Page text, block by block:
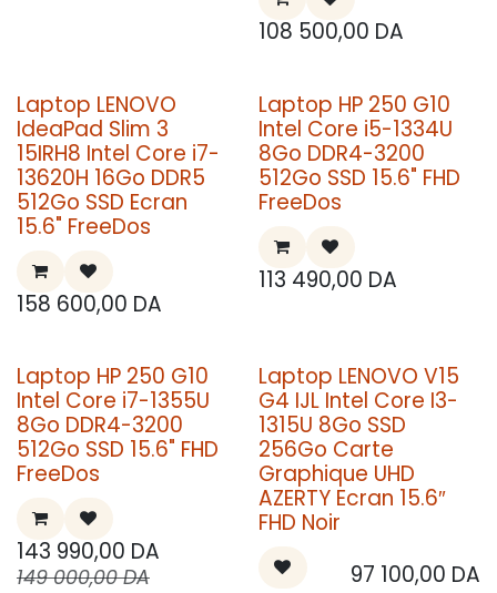
108 500,00 DA
Laptop LENOVO
IdeaPad Slim 3
15IRH8 Intel Core i7-
13620H 16Go DDR5
512Go SSD Ecran
15.6" FreeDos
158 600,00 DA
Laptop HP 250 G10
Intel Core i5-1334U
8Go DDR4-3200
512Go SSD 15.6" FHD
FreeDos
113 490,00 DA
PROMO
Laptop HP 250 G10
Intel Core i7-1355U
8Go DDR4-3200
512Go SSD 15.6" FHD
FreeDos
143 990,00 DA
149 000,00DA
Laptop LENOVO V15
G4 IJL Intel Core I3-
1315U 8Go SSD
256Go Carte
Graphique UHD
AZERTY Ecran 15.6″
FHD Noir
97 100,00 DA